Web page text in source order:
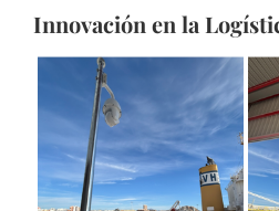
Innovación en la